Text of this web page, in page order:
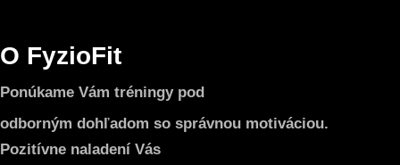
O FyzioFit
Ponúkame Vám tréningy pod
odborným dohľadom so správnou motiváciou.
Pozitívne naladení Vás